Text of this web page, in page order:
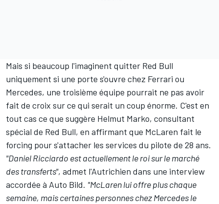
Mais si beaucoup l'imaginent quitter Red Bull
uniquement si une porte s'ouvre chez Ferrari ou
Mercedes, une troisième équipe pourrait ne pas avoir
fait de croix sur ce qui serait un coup énorme. C'est en
tout cas ce que suggère Helmut Marko, consultant
spécial de Red Bull, en affirmant que McLaren fait le
forcing pour s'attacher les services du pilote de 28 ans.
"Daniel Ricciardo est actuellement le roi sur le marché
des transferts", admet l'Autrichien dans une interview
accordée à Auto Bild. "McLaren lui offre plus chaque
semaine, mais certaines personnes chez Mercedes le